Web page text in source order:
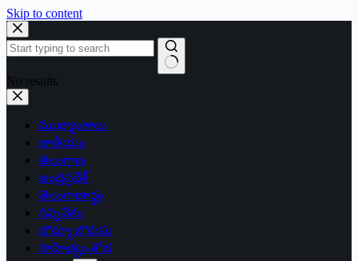
Skip to content
No results
ముఖ్యాంశాలు
జాతీయం
తెలంగాణ
ఆంధ్రప్రదేశ్
తెలంగాణార్థం
సన్నివేశం
బొమ్మా బొరుసు
సాహిత్యం-శోభ